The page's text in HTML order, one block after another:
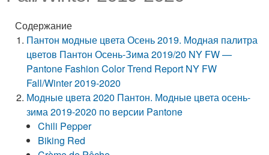
Содержание
Пантон модные цвета Осень 2019. Модная палитра
цветов Пантон Осень-Зима 2019/20 NY FW —
Pantone Fashion Color Trend Report NY FW
Fall/Winter 2019-2020
Модные цвета 2020 Пантон. Модные цвета осень-
зима 2019-2020 по версии Pantone
Chili Pepper
Biking Red